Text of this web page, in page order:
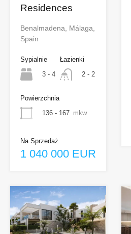
Residences
Benalmadena, Málaga,
Spain
Sypialnie
3 - 4
Łazienki
2 - 2
Powierzchnia
136 - 167 mkw
Na Sprzedaż
1 040 000 EUR